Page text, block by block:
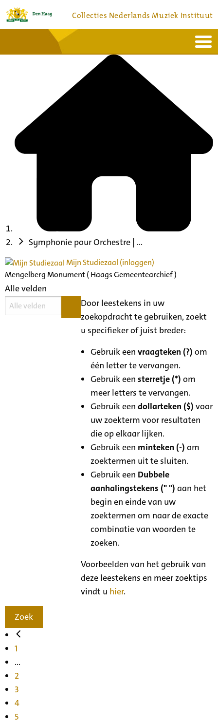
Collecties Nederlands Muziek Instituut
Bronnen en collecties
Symphonie pour Orchestre | ...
Mijn Studiezaal (inloggen)
Mengelberg Monument ( Haags Gemeentearchief )
Alle velden
Door leestekens in uw
zoekopdracht te gebruiken, zoekt
u specifieker of juist breder:
Gebruik eenvraagteken (?) om
één letter te vervangen.
Gebruik eensterretje (*) om
meer letters te vervangen.
Gebruik eendollarteken ($) voor
uw zoekterm voor resultaten
die op elkaar lijken.
Gebruik een minteken (-) om
zoektermen uit te sluiten.
Gebruik een Dubbele
aanhalingstekens (" ") aan het
begin en einde van uw
zoektermen om naar de exacte
combinatie van woorden te
zoeken.
Voorbeelden van het gebruik van
deze leestekens en meer zoektips
vindt u hier.
Zoek
1
...
2
3
4
5